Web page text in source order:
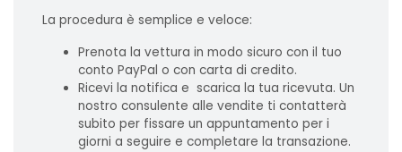
La procedura è semplice e veloce:
Prenota la vettura in modo sicuro con il tuo
conto PayPal o con carta di credito.
Ricevi la notifica e scarica la tua ricevuta. Un
nostro consulente alle vendite ti contatterà
subito per fissare un appuntamento per i
giorni a seguire e completare la transazione.